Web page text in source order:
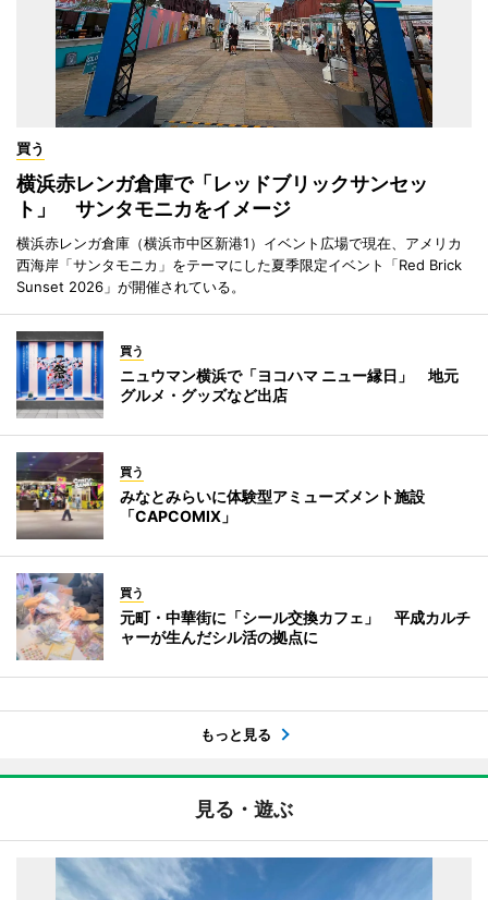
買う
横浜赤レンガ倉庫で「レッドブリックサンセッ
ト」 サンタモニカをイメージ
横浜赤レンガ倉庫（横浜市中区新港1）イベント広場で現在、アメリカ
西海岸「サンタモニカ」をテーマにした夏季限定イベント「Red Brick
Sunset 2026」が開催されている。
買う
ニュウマン横浜で「ヨコハマ ニュー縁日」 地元
グルメ・グッズなど出店
買う
みなとみらいに体験型アミューズメント施設
「CAPCOMIX」
買う
元町・中華街に「シール交換カフェ」 平成カルチ
ャーが生んだシル活の拠点に
もっと見る
見る・遊ぶ